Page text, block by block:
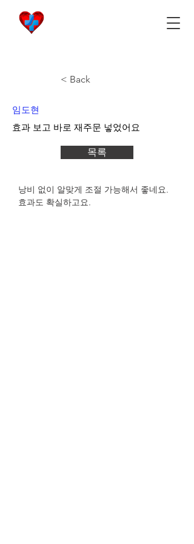
< Back
임도현
효과 보고 바로 재주문 넣었어요
목록
낭비 없이 알맞게 조절 가능해서 좋네요.
효과도 확실하고요.